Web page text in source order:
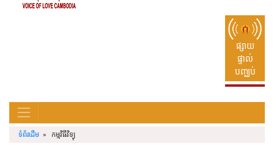
ផ្សាយ
ផ្ទាល់
បញ្ឈប់
ទំព័រដើម » កម្មវិធីវិទ្យុ